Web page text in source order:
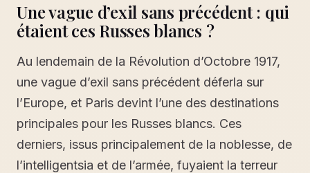
Une vague d’exil sans précédent : qui
étaient ces Russes blancs ?
Au lendemain de la Révolution d’Octobre 1917,
une vague d’exil sans précédent déferla sur
l’Europe, et Paris devint l’une des destinations
principales pour les Russes blancs. Ces
derniers, issus principalement de la noblesse, de
l’intelligentsia et de l’armée, fuyaient la terreur